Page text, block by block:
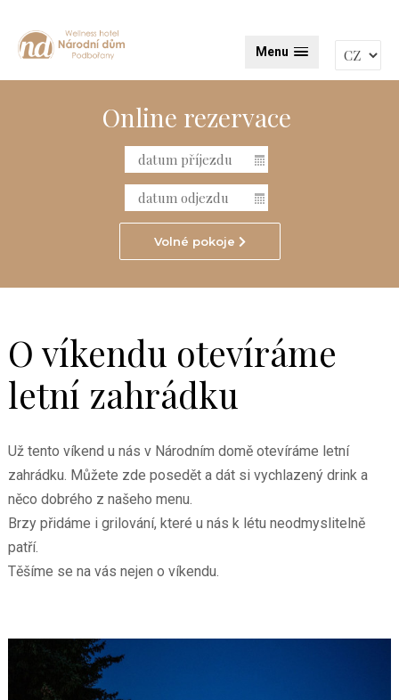
Menu
Online rezervace
Volné pokoje
O víkendu otevíráme
letní zahrádku
Už tento víkend u nás v Národním domě otevíráme letní
zahrádku. Můžete zde posedět a dát si vychlazený drink a
něco dobrého z našeho menu.
Brzy přidáme i grilování, které u nás k létu neodmyslitelně
patří.
Těšíme se na vás nejen o víkendu.